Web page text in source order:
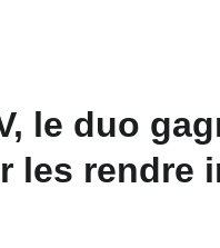
le duo
les rendre